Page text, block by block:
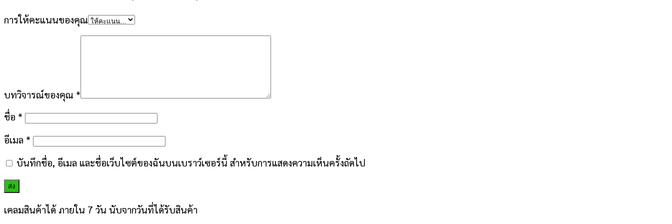
การให้คะแนนของคุณ
บทวิจารณ์ของคุณ *
ชื่อ *
อีเมล *
บันทึกชื่อ, อีเมล และชื่อเว็บไซต์ของฉันบนเบราว์เซอร์นี้ สำหรับการแสดงความเห็นครั้งถัดไป
เคลมสินค้าได้ ภายใน 7 วัน นับจากวันที่ได้รับสินค้า